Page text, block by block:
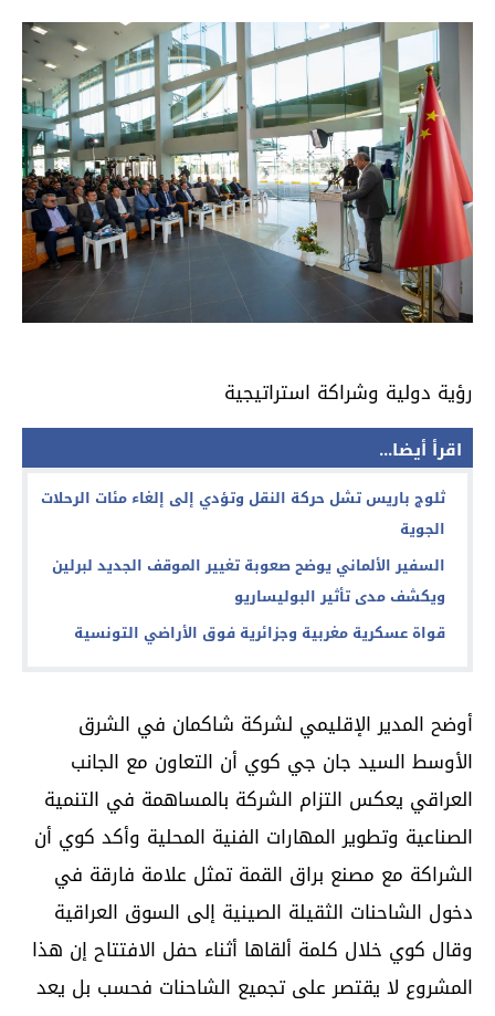
رؤية دولية وشراكة استراتيجية
اقرأ أيضا...
ثلوج باريس تشل حركة النقل وتؤدي إلى إلغاء مئات الرحلات
الجوية
السفير الألماني يوضح صعوبة تغيير الموقف الجديد لبرلين
ويكشف مدى تأثير البوليساريو
قواة عسكرية مغربية وجزائرية فوق الأراضي التونسية
أوضح المدير الإقليمي لشركة شاكمان في الشرق
الأوسط السيد جان جي كوي أن التعاون مع الجانب
العراقي يعكس التزام الشركة بالمساهمة في التنمية
الصناعية وتطوير المهارات الفنية المحلية وأكد كوي أن
الشراكة مع مصنع براق القمة تمثل علامة فارقة في
دخول الشاحنات الثقيلة الصينية إلى السوق العراقية
وقال كوي خلال كلمة ألقاها أثناء حفل الافتتاح إن هذا
المشروع لا يقتصر على تجميع الشاحنات فحسب بل يعد